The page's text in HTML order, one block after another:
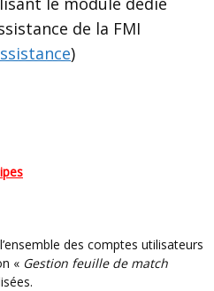
de la FMI
)
« Gestion feuille de match